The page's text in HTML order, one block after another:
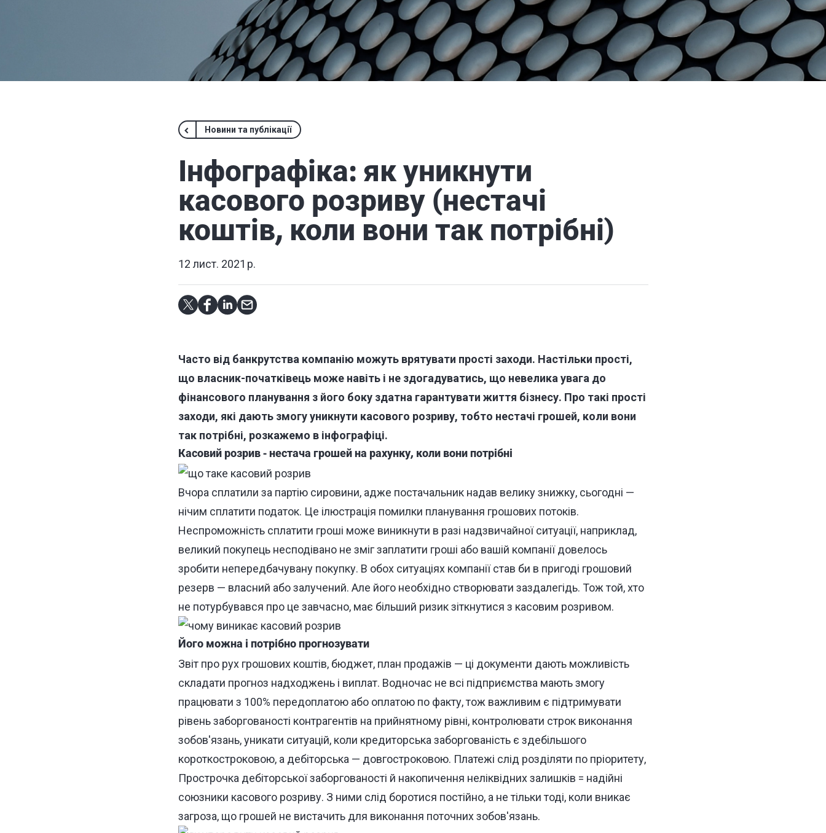
Новини та публікації
Інфографіка: як уникнути
касового розриву (нестачі
коштів, коли вони так потрібні)
12 лист. 2021 р.
Часто від банкрутства компанію можуть врятувати прості заходи. Настільки прості,
що власник-початківець може навіть і не здогадуватись, що невелика увага до
фінансового планування з його боку здатна гарантувати життя бізнесу. Про такі прості
заходи, які дають змогу уникнути касового розриву, тобто нестачі грошей, коли вони
так потрібні, розкажемо в інфографіці.
Касовий розрив - нестача грошей на рахунку, коли вони потрібні
Вчора сплатили за партію сировини, адже постачальник надав велику знижку, сьогодні —
нічим сплатити податок. Це ілюстрація помилки планування грошових потоків.
Неспроможність сплатити гроші може виникнути в разі надзвичайної ситуації, наприклад,
великий покупець несподівано не зміг заплатити гроші або вашій компанії довелось
зробити непередбачувану покупку. В обох ситуаціях компанії став би в пригоді грошовий
резерв — власний або залучений. Але його необхідно створювати заздалегідь. Тож той, хто
не потурбувався про це завчасно, має більший ризик зіткнутися з касовим розривом.
Його можна і потрібно прогнозувати
Звіт про рух грошових коштів, бюджет, план продажів — ці документи дають можливість
складати прогноз надходжень і виплат. Водночас не всі підприємства мають змогу
працювати з 100% передоплатою або оплатою по факту, тож важливим є підтримувати
рівень заборгованості контрагентів на прийнятному рівні, контролювати строк виконання
зобов'язань, уникати ситуацій, коли кредиторська заборгованість є здебільшого
короткостроковою, а дебіторська — довгостроковою. Платежі слід розділяти по пріоритету,
Прострочка дебіторської заборгованості й накопичення неліквідних залишків = надійні
союзники касового розриву. З ними слід боротися постійно, а не тільки тоді, коли вникає
загроза, що грошей не вистачить для виконання поточних зобов'язань.